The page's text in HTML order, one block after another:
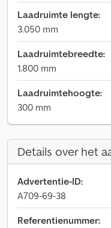
Laadruimte lengte:
3.050 mm
Laadruimtebreedte:
1.800 mm
Laadruimtehoogte:
300 mm
Details over het
Advertentie-ID:
A709-69-38
Referentienummer: